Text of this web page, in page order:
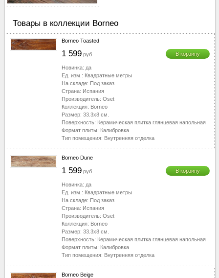
40-50
50-60
60-70
▼
70-80
▼
Товары в коллекции Borneo
Borneo Toasted
1 599 руб В корзину
Новинка: да
Ед. изм.: Квадратные метры
На складе: Под заказ
Страна: Испания
Производитель: Oset
Коллекция: Borneo
Размер: 33.3x8 см.
Поверхность: Керамическая плитка глянцевая напольная
Формат плиты: Калибровка
Тип помещения: Внутренняя отделка
Borneo Dune
1 599 руб В корзину
Новинка: да
Ед. изм.: Квадратные метры
На складе: Под заказ
Страна: Испания
Производитель: Oset
Коллекция: Borneo
Размер: 33.3x8 см.
Поверхность: Керамическая плитка глянцевая напольная
Формат плиты: Калибровка
Тип помещения: Внутренняя отделка
Borneo Beige